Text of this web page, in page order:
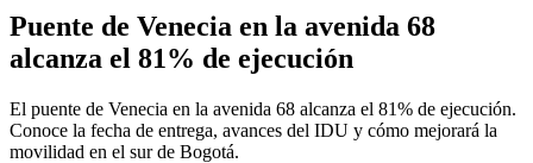
Puente de Venecia en la avenida 68
alcanza el 81% de ejecución
El puente de Venecia en la avenida 68 alcanza el 81% de ejecución.
Conoce la fecha de entrega, avances del IDU y cómo mejorará la
movilidad en el sur de Bogotá.